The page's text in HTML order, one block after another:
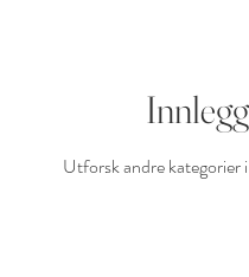
Utforsk andre kategorier